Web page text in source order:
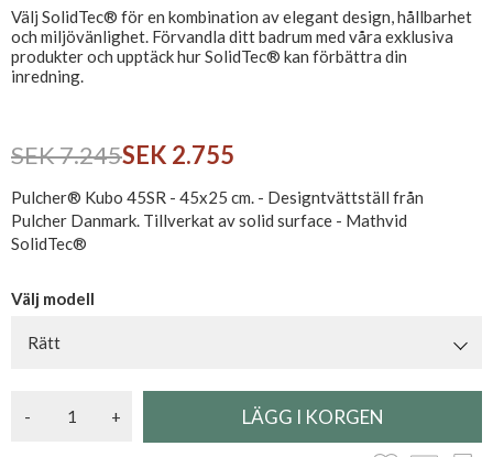
Välj SolidTec® för en kombination av elegant design, hållbarhet
och miljövänlighet. Förvandla ditt badrum med våra exklusiva
produkter och upptäck hur SolidTec® kan förbättra din
inredning.
SEK 7.245SEK 2.755
Pulcher® Kubo 45SR - 45x25 cm. - Designtvättställ från
Pulcher Danmark. Tillverkat av solid surface - Mathvid
SolidTec®
Välj modell
Rätt
- +